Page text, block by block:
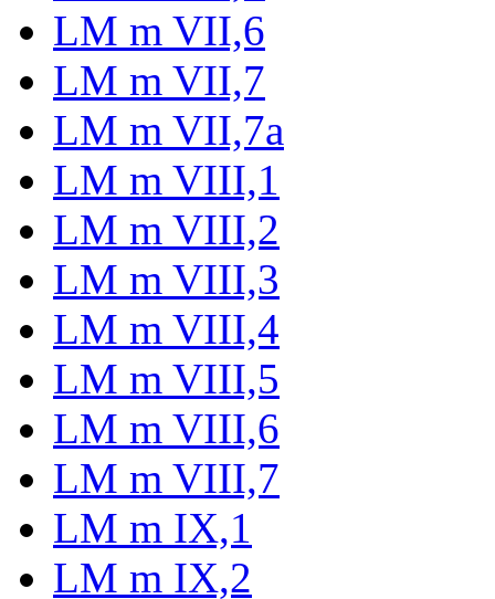
LM m VII,6
LM m VII,7
LM m VII,7a
LM m VIII,1
LM m VIII,2
LM m VIII,3
LM m VIII,4
LM m VIII,5
LM m VIII,6
LM m VIII,7
LM m IX,1
LM m IX,2